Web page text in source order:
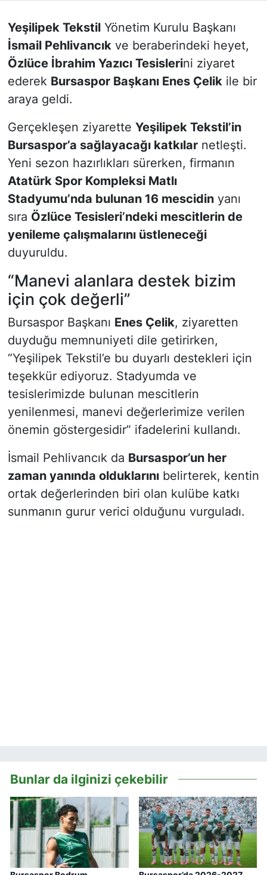
Yeşilipek TekstilYönetim Kurulu Başkanı
İsmail Pehlivancık ve beraberindeki heyet,
Özlüce İbrahim Yazıcı Tesislerini ziyaret
ederek Bursaspor Başkanı Enes Çelik ile bir
araya geldi.
Gerçekleşen ziyarette Yeşilipek Tekstil’in
Bursaspor’a sağlayacağı katkılarnetleşti.
Yeni sezon hazırlıkları sürerken, firmanın
Atatürk Spor Kompleksi Matlı
Stadyumu’nda bulunan 16 mescidinyanı
sıra Özlüce Tesisleri’ndeki mescitlerin de
yenileme çalışmalarını üstleneceği
duyuruldu.
“Manevi alanlara destek bizim
için çok değerli”
Bursaspor Başkanı Enes Çelik, ziyaretten
duyduğu memnuniyeti dile getirirken,
“Yeşilipek Tekstil’e bu duyarlı destekleri için
teşekkür ediyoruz. Stadyumda ve
tesislerimizde bulunan mescitlerin
yenilenmesi, manevi değerlerimize verilen
önemin göstergesidir” ifadelerini kullandı.
İsmail Pehlivancık da Bursaspor’un her
zaman yanında olduklarınıbelirterek, kentin
ortak değerlerinden biri olan kulübe katkı
sunmanın gurur verici olduğunu vurguladı.
Bunlar da ilginizi çekebilir